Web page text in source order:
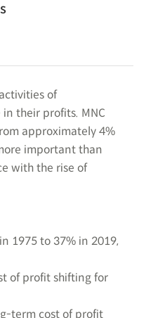
of
their profits. MNC
approximately 4%
important than
with the rise of
1975 to 37% in 2019,
of profit shifting for
term cost of profit